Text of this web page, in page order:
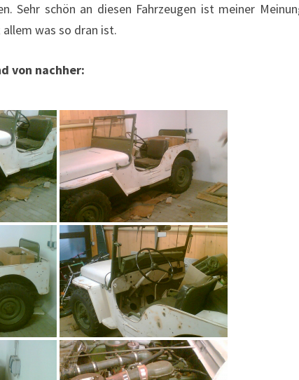
Sehr schön an diesen Fahrzeugen ist meiner
was so dran ist.
von nachher: